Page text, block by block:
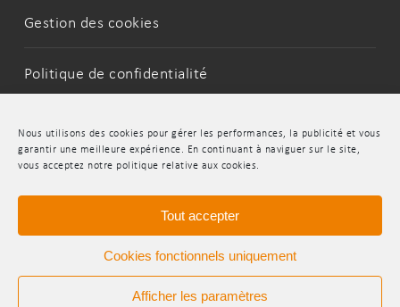
Nous utilisons des cookies pour gérer les performances, la publicité et vous
garantir une meilleure expérience. En continuant à naviguer sur le site,
vous acceptez notre politique relative aux cookies.
Tout accepter
Cookies fonctionnels uniquement
Afficher les paramètres
Gestion des cookies
Politique de confidentialité
LinkedInYoutube